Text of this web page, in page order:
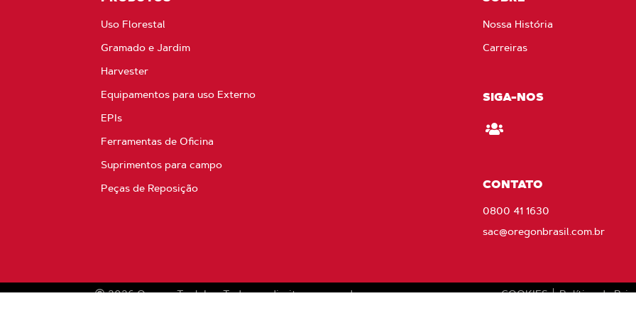
Uso Florestal
Gramado e Jardim
Harvester
Equipamentos para uso Externo
EPIs
Ferramentas de Oficina
Suprimentos para campo
Peças de Reposição
Nossa História
Carreiras
SIGA-NOS
na
CONTATO
0800 41 1630
sac@oregonbrasil.com.br
2026 Oregon Tool, Inc. Todos os direitos reservados. COOKIES Política de